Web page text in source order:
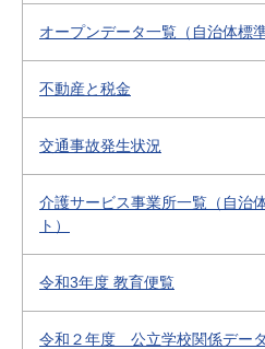
オープンデータ一覧（自治体標
不動産と税金
交通事故発生状況
介護サービス事業所一覧（自治
ト）
令和3年度 教育便覧
令和２年度 公立学校関係データ